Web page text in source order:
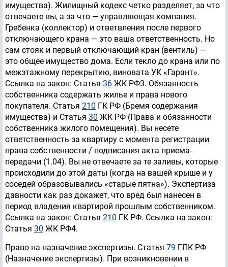
имущества). Жилищный кодекс четко разделяет, за что
отвечаете вы, а за что — управляющая компания.
Гребенка (коллектор) и ответвления после первого
отключающего крана — это ваша ответственность. Но
сам стояк и первый отключающий кран (вентиль) —
это общее имущество дома. Если текло до крана или по
межэтажному перекрытию, виновата УК «Гарант».
Ссылка на закон: Статья 36 ЖК РФ3. Обязанность
собственника содержать жилье и права нового
покупателя. Статья 210 ГК РФ (Бремя содержания
имущества) и Статья 30 ЖК РФ (Права и обязанности
собственника жилого помещения). Вы несете
ответственность за квартиру с момента регистрации
права собственности / подписания акта приема-
передачи (1.04). Вы не отвечаете за те заливы, которые
происходили до этой даты (когда на вашей крыше и у
соседей образовывались «старые пятна»). Экспертиза
давности как раз докажет, что вред был нанесен в
период владения квартирой прошлым собственником.
Ссылка на закон: Статья 210 ГК РФ. Ссылка на закон:
Статья 30 ЖК РФ4.
Право на назначение экспертизы. Статья 79 ГПК РФ
(Назначение экспертизы). При возникновении в